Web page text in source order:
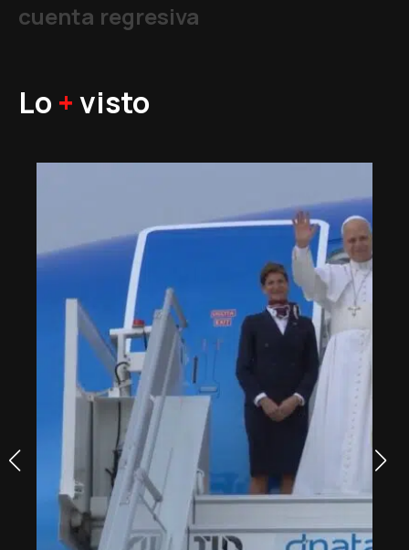
cuenta regresiva
Lo +visto